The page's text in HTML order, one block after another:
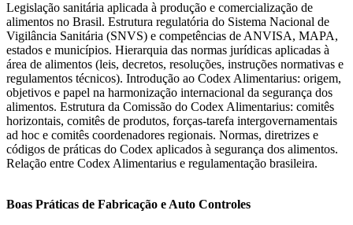
Legislação sanitária aplicada à produção e comercialização de
alimentos no Brasil. Estrutura regulatória do Sistema Nacional de
Vigilância Sanitária (SNVS) e competências de ANVISA, MAPA,
estados e municípios. Hierarquia das normas jurídicas aplicadas à
área de alimentos (leis, decretos, resoluções, instruções normativas e
regulamentos técnicos). Introdução ao Codex Alimentarius: origem,
objetivos e papel na harmonização internacional da segurança dos
alimentos. Estrutura da Comissão do Codex Alimentarius: comitês
horizontais, comitês de produtos, forças-tarefa intergovernamentais
ad hoc e comitês coordenadores regionais. Normas, diretrizes e
códigos de práticas do Codex aplicados à segurança dos alimentos.
Relação entre Codex Alimentarius e regulamentação brasileira.
Boas Práticas de Fabricação e Auto Controles